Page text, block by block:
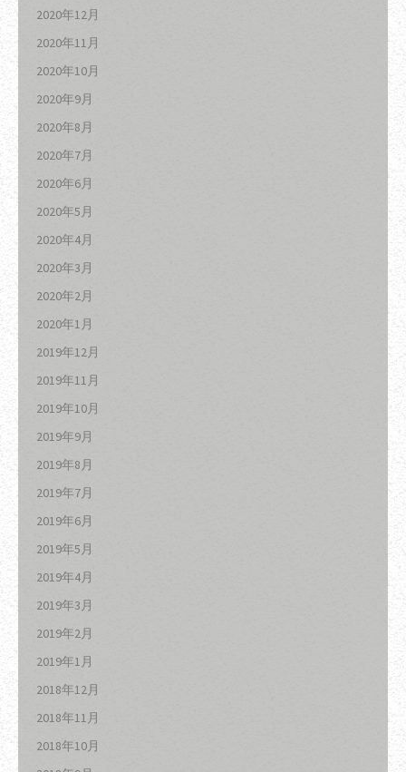
2020年12月
2020年11月
2020年10月
2020年9月
2020年8月
2020年7月
2020年6月
2020年5月
2020年4月
2020年3月
2020年2月
2020年1月
2019年12月
2019年11月
2019年10月
2019年9月
2019年8月
2019年7月
2019年6月
2019年5月
2019年4月
2019年3月
2019年2月
2019年1月
2018年12月
2018年11月
2018年10月